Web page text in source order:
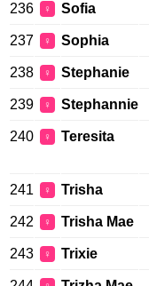
236 ♀ Sofia
237 ♀ Sophia
238 ♀ Stephanie
239 ♀ Stephannie
240 ♀ Teresita
241 ♀ Trisha
242 ♀ Trisha Mae
243 ♀ Trixie